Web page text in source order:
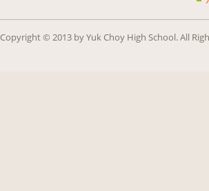
Copy­right © 2013 by Yuk Choy High School. All